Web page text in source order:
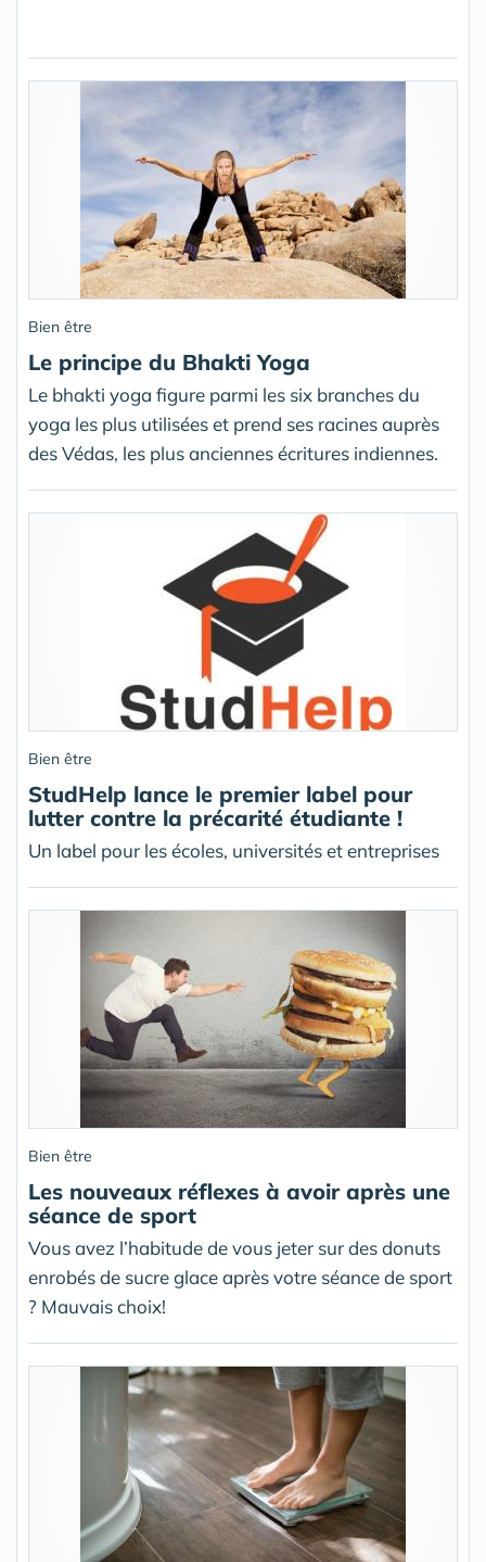
Bien être
Le principe du Bhakti Yoga
Le bhakti yoga figure parmi les six branches du
yoga les plus utilisées et prend ses racines auprès
des Védas, les plus anciennes écritures indiennes.
Bien être
StudHelp lance le premier label pour
lutter contre la précarité étudiante !
Un label pour les écoles, universités et entreprises
Bien être
Les nouveaux réflexes à avoir après une
séance de sport
Vous avez l’habitude de vous jeter sur des donuts
enrobés de sucre glace après votre séance de sport
? Mauvais choix!